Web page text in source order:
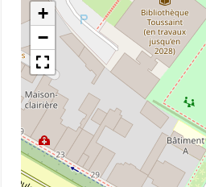
+
−